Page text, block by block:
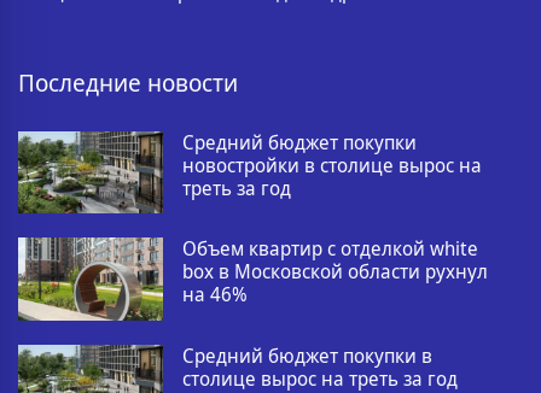
Последние новости
Средний бюджет покупки
новостройки в столице вырос на
треть за год
Объем квартир с отделкой white
box в Московской области рухнул
на 46%
Средний бюджет покупки в
столице вырос на треть за год